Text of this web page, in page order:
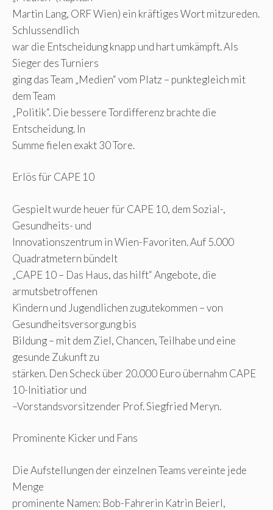
Martin Lang, ORF Wien) ein kräftiges Wort mitzureden.
Schlussendlich
war die Entscheidung knapp und hart umkämpft. Als
Sieger des Turniers
ging das Team „Medien“ vom Platz – punktegleich mit
dem Team
„Politik“. Die bessere Tordifferenz brachte die
Entscheidung. In
Summe fielen exakt 30 Tore.
Erlös für CAPE 10
Gespielt wurde heuer für CAPE 10, dem Sozial-,
Gesundheits- und
Innovationszentrum in Wien-Favoriten. Auf 5.000
Quadratmetern bündelt
„CAPE 10 – Das Haus, das hilft“ Angebote, die
armutsbetroffenen
Kindern und Jugendlichen zugutekommen – von
Gesundheitsversorgung bis
Bildung – mit dem Ziel, Chancen, Teilhabe und eine
gesunde Zukunft zu
stärken. Den Scheck über 20.000 Euro übernahm CAPE
10-Initiatior und
–Vorstandsvorsitzender Prof. Siegfried Meryn.
Prominente Kicker und Fans
Die Aufstellungen der einzelnen Teams vereinte jede
Menge
prominente Namen: Bob-Fahrerin Katrin Beierl,